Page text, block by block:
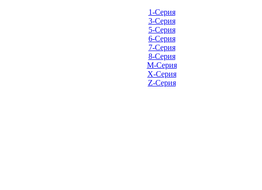
1-Серия
3-Серия
5-Серия
6-Серия
7-Серия
8-Серия
M-Серия
X-Серия
Z-Серия